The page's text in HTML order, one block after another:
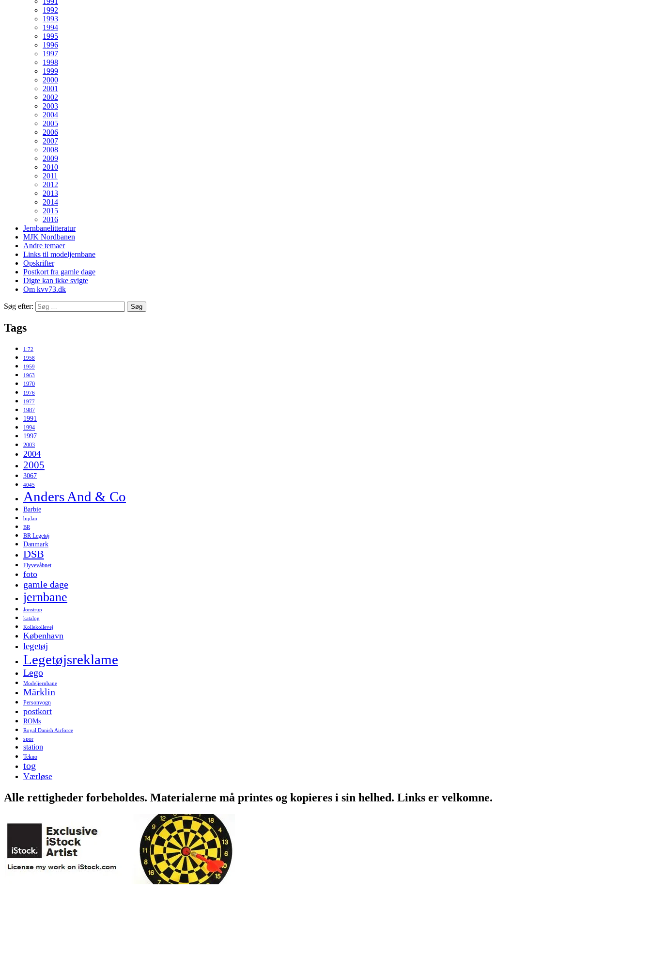
1992
1993
1994
1995
1996
1997
1998
1999
2000
2001
2002
2003
2004
2005
2006
2007
2008
2009
2010
2011
2012
2013
2014
2015
2016
Jernbanelitteratur
MJK Nordbanen
Andre temaer
Links til modeljernbane
Opskrifter
Postkort fra gamle dage
Digte kan ikke svigte
Om kvv73.dk
Søg efter:
Tags
1:72
1958
1959
1963
1970
1976
1977
1987
1991
1994
1997
2003
2004
2005
3067
4045
Anders And & Co
Barbie
biplan
BR
BR Legetøj
Danmark
DSB
Flyvevåbnet
foto
gamle dage
jernbane
Jonstrup
katalog
Kollekollevej
København
legetøj
Legetøjsreklame
Lego
Modeljernbane
Märklin
Personvogn
postkort
ROMs
Royal Danish Airforce
spor
station
Tekno
tog
Værløse
Alle rettigheder forbeholdes. Materialerne må printes og kopieres i sin helhed. Links er velkomne.